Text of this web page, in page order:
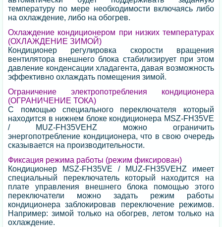
температуру по мере необходимости включаясь либо
на охлаждение, либо на обогрев.
Охлаждение кондиционером при низких температурах
(ОХЛАЖДЕНИЕ ЗИМОЙ)
Кондиционер регулировка скорости вращения
вентилятора внешнего блока стабилизирует при этом
давление конденсации хладагента, давая возможность
эффективно охлаждать помещения зимой.
Ограничение электропотребления кондиционера
(ОГРАНИЧЕНИЕ ТОКА)
С помощью специального переключателя который
находится в нижнем блоке кондиционера MSZ-FH35VE
/ MUZ-FH35VEHZ можно ограничить
энергопотребление кондиционера, что в свою очередь
сказывается на производительности.
Фиксация режима работы (режим фиксирован)
Кондиционер MSZ-FH35VE / MUZ-FH35VEHZ имеет
специальный переключатель который находится на
плате управления внешнего блока помощью этого
переключатели можно задать режим работы
кондиционера заблокировав переключение режимов.
Например: зимой только на обогрев, летом только на
охлаждение.